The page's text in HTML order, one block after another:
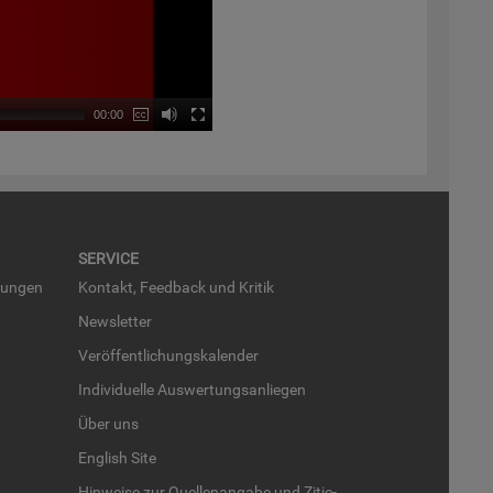
00:00
SER­VICE
Kon­takt, Feed­back und Kri­tik
News­let­ter
Ver­öf­fent­li­chungs­ka­len­der
In­di­vi­du­el­le Aus­wer­tungs­an­lie­gen
Über uns
English Site